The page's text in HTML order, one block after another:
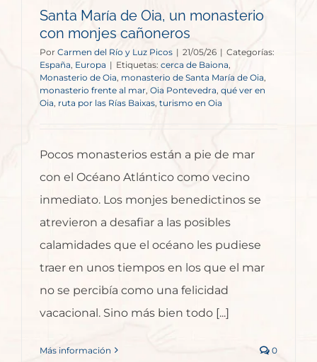
Santa María de Oia, un monasterio
con monjes cañoneros
Por Carmen del Río y Luz Picos | 21/05/26 | Categorías:
España, Europa | Etiquetas: cerca de Baiona
Monasterio de Oia, monasterio de Santa María de Oia
monasterio frente al mar, Oia Pontevedra, qué ver en
Oia, ruta por las Rías Baixas, turismo en Oia
Pocos monasterios están a pie de mar
con el Océano Atlántico como vecino
inmediato. Los monjes benedictinos se
atrevieron a desafiar a las posibles
calamidades que el océano les pudiese
traer en unos tiempos en los que el mar
no se percibía como una felicidad
vacacional. Sino más bien todo [...]
Más información 0